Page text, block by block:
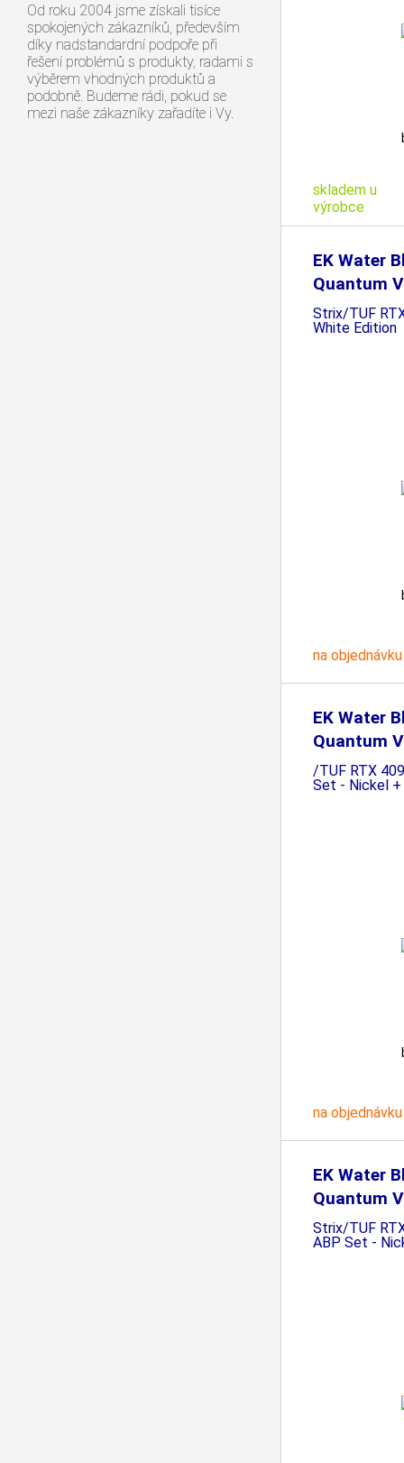
Od roku 2004 jsme získali tisíce
spokojených zákazníků, především
díky nadstandardní podpoře při
řešení problémů s produkty, radami s
výběrem vhodných produktů a
podobně. Budeme rádi, pokud se
mezi naše zákazníky zařadíte i Vy.
skladem u
výrobce
EK Water
Quantum
Strix/TUF
White Edition
na objednávku
EK Water
Quantum
/TUF RTX
Set - Nickel
na objednávku
EK Water
Quantum
Strix/TUF
ABP Set -